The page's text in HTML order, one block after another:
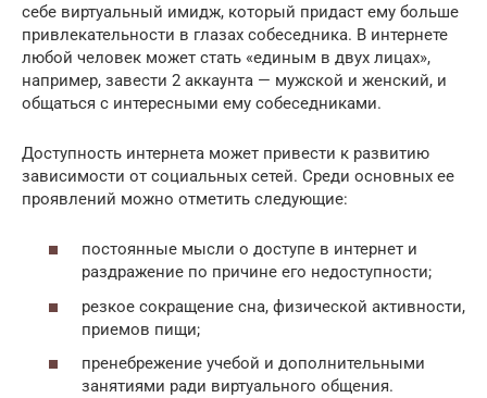
себе виртуальный имидж, который придаст ему больше
привлекательности в глазах собеседника. В интернете
любой человек может стать «единым в двух лицах»,
например, завести 2 аккаунта — мужской и женский, и
общаться с интересными ему собеседниками.
Доступность интернета может привести к развитию
зависимости от социальных сетей. Среди основных ее
проявлений можно отметить следующие:
постоянные мысли о доступе в интернет и
раздражение по причине его недоступности;
резкое сокращение сна, физической активности,
приемов пищи;
пренебрежение учебой и дополнительными
занятиями ради виртуального общения.